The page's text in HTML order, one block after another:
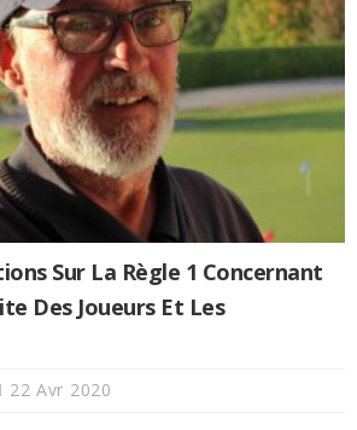
Sur La Règle 1 Concernant
Des Joueurs Et Les
22 Avr 2020